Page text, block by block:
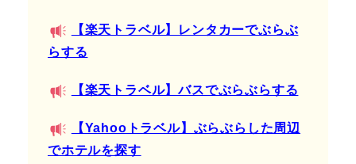
【楽天トラベル】レンタカーでぶらぶ
らする
【楽天トラベル】バスでぶらぶらする
【Yahooトラベル】ぶらぶらした周辺
でホテルを探す